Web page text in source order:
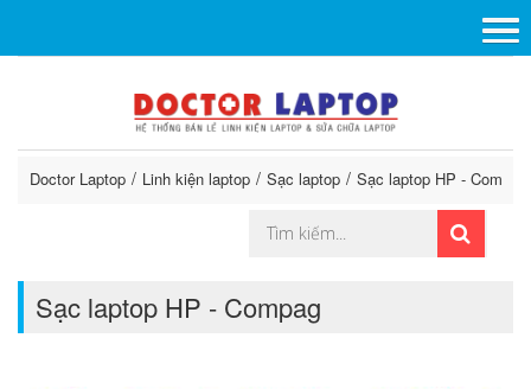
Doctor Laptop Linh kiện laptop Sạc laptop Sạc laptop HP - Compag
Sạc laptop HP - Compag